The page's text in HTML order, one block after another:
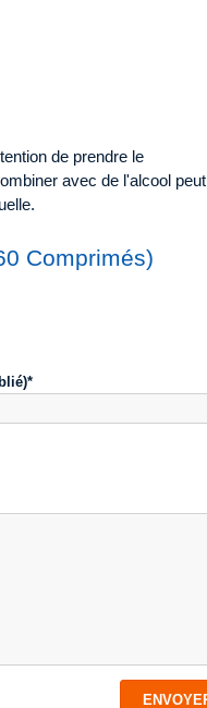
de prendre le
avec de l'alcool peut
Comprimés)